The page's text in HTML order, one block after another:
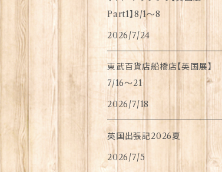
Part1】8/1〜8
2026/7/24
東武百貨店船橋店【英国展】
7/16～21
2026/7/18
英国出張記2026夏
2026/7/5